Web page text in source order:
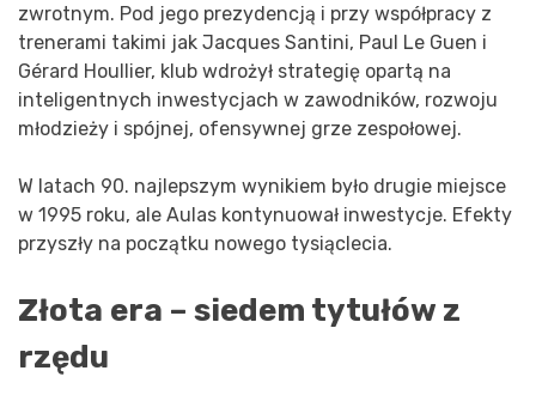
zwrotnym. Pod jego prezydencją i przy współpracy z
trenerami takimi jak Jacques Santini, Paul Le Guen i
Gérard Houllier, klub wdrożył strategię opartą na
inteligentnych inwestycjach w zawodników, rozwoju
młodzieży i spójnej, ofensywnej grze zespołowej.
W latach 90. najlepszym wynikiem było drugie miejsce
w 1995 roku, ale Aulas kontynuował inwestycje. Efekty
przyszły na początku nowego tysiąclecia.
Złota era – siedem tytułów z
rzędu